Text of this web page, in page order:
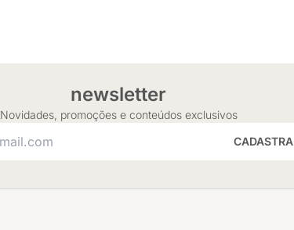
newsletter
Novidades, promoções e conteúdos exclusivos